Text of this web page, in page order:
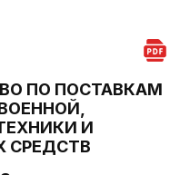
ПО ПОСТАВКАМ
И
СРЕДСТВ